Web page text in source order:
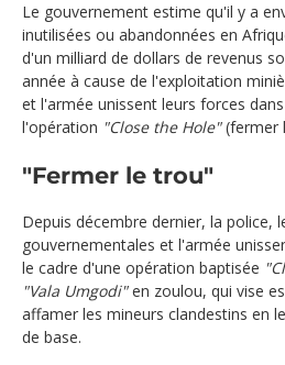
Le gouvernement estime qu'il y a
inutilisées ou abandonnées en
d'un milliard de dollars de revenus
année à cause de l'exploitation
et l'armée unissent leurs forces
l'opération "Close the Hole"(fermer
"Fermer le trou"
Depuis décembre dernier, la police,
gouvernementales et l'armée
le cadre d'une opération baptisée
"Vala Umgodi"en zoulou, qui vise
affamer les mineurs clandestins en
de base.